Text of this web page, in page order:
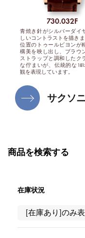
730.032F
青焼き針がシルバーダイ
しいコントラストを描き
位置のトゥールビヨンが
構美を映し出し、ブラウ
ストラップと調和したク
な佇まいが、伝統的な
観を表現しています。
サクソ
商品を検索する
在庫状況
[在庫あり]のみ